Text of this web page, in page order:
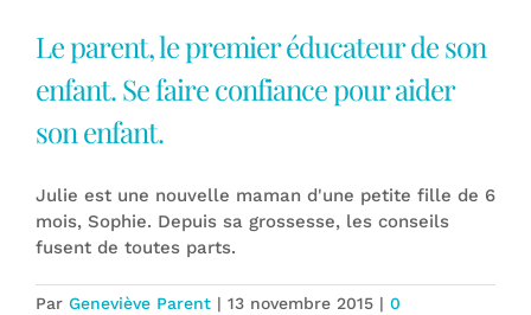
Le parent, le premier éducateur de son
enfant. Se faire confiance pour aider
son enfant.
Julie est une nouvelle maman d'une petite fille de 6
mois, Sophie. Depuis sa grossesse, les conseils
fusent de toutes parts.
Par Geneviève Parent | 13 novembre 2015 | 0